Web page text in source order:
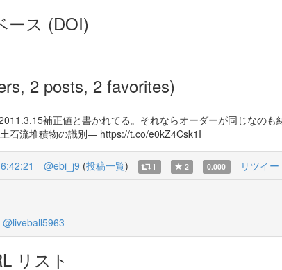
ース (DOI)
2 posts, 2 favorites)
補正値と書かれてる。それならオーダーが同じなの
石流堆積物の識別― https://t.co/e0kZ4Csk1I
@ebi_j9 (投稿一覧) 1 2 0.000 リツイ
@liveball5963
リスト